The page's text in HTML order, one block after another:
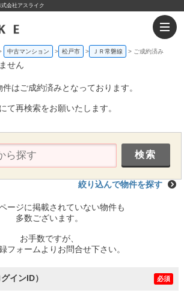
会社アスライク
中古マンション 松戸市 ＪＲ常磐線 ご成約済み
せん
はご成約済みとなっております。
て再検索をお願いたします。
絞り込んで物件を探す
ージに掲載されていない物件も
多数ございます。
お手数ですが、
フォームよりお問合せ下さい。
インID） 必須